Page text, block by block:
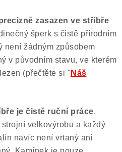
zasazen ve stříbře
šperk s čistě přírodním
není žádným způsobem
v původním stavu, ve kterém
(přečtěte si " Náš
je čistě ruční práce,
velkovýrobu a každý
navíc není vrtaný ani